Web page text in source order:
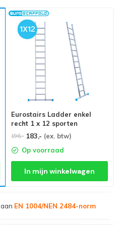
Eurostairs Ladder enkel
recht 1 x 12 sporten
196,- 183,- (ex. btw)
Op voorraad
In mijn winkelwagen
EN 1004/NEN 2484-norm